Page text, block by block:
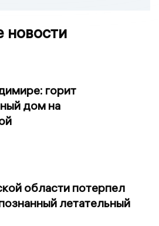
новости
горит
дом на
области потерпел
летательный